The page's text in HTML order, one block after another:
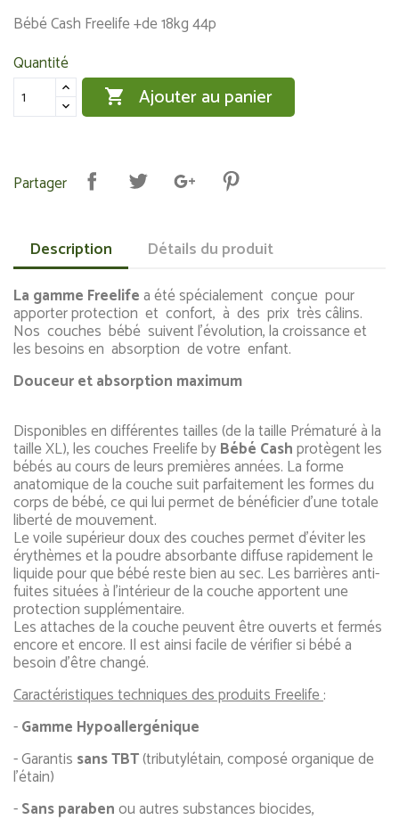
Bébé Cash Freelife +de 18kg 44p
Quantité
 Ajouter au panier
Partager
Description Détails du produit
La gamme Freelifea été spécialement conçue pour
apporter protection et confort, à des prix très câlins.
Nos couches bébé suivent l’évolution, la croissance et
les besoins en absorption de votre enfant.
Douceur et absorption maximum
Disponibles en différentes tailles (de la taille Prématuré à la
taille XL), les couches Freelife byBébé Cashprotègent les
bébés au cours de leurs premières années. La forme
anatomique de la couche suit parfaitement les formes du
corps de bébé, ce qui lui permet de bénéficier d’une totale
liberté de mouvement.
Le voile supérieur doux des couches permet d’éviter les
érythèmes et la poudre absorbante diffuse rapidement le
liquide pour que bébé reste bien au sec. Les barrières anti-
fuites situées à l’intérieur de la couche apportent une
protection supplémentaire.
Les attaches de la couche peuvent être ouverts et fermés
encore et encore. Il est ainsi facile de vérifier si bébé a
besoin d’être changé.
Caractéristiques techniques des produits Freelife:
-Gamme Hypoallergénique
- Garantis sans TBT(tributylétain, composé organique de
l’étain)
-Sans parabenou autres substances biocides,